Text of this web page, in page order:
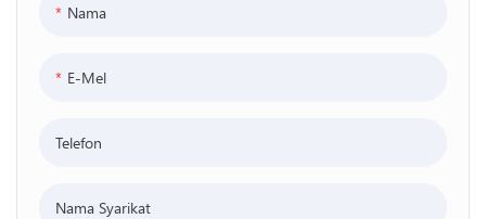
Nama
E-Mel
Telefon
Nama Syarikat